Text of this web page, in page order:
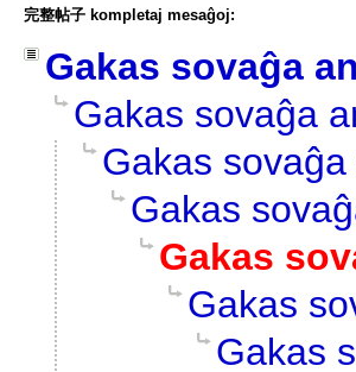
完整帖子 kompletaj mesaĝoj:
Gakas sovaĝa
Gakas sovaĝa
Gakas
Gakas
Gakas
Gakas
Gakas